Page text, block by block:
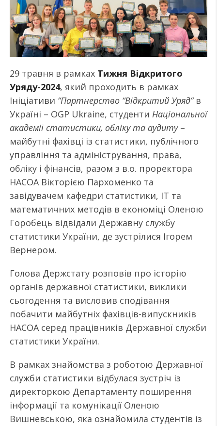
29 травня в рамках Тижня Відкритого
Уряду-2024, який проходить в рамках
Ініціативи “Партнерство “Відкритий Уряд”в
Україні – OGP Ukraine, студенти Національної
академії статистики, обліку та аудиту–
майбутні фахівці із статистики, публічного
управління та адміністрування, права,
обліку і фінансів, разом з в.о. проректора
НАСОА Вікторією Пархоменко та
завідувачем кафедри статистики, ІТ та
математичних методів в економіці Оленою
Горобець відвідали Державну службу
статистики України, де зустрілися Ігорем
Вернером.
Голова Держстату розповів про історію
органів державної статистики, виклики
сьогодення та висловив сподівання
побачити майбутніх фахівців-випускників
НАСОА серед працівників Державної служби
статистики України.
В рамках знайомства з роботою Державної
служби статистики відбулася зустріч із
директоркою Департаменту поширення
інформації та комунікації Оленою
Вишневською, яка ознайомила студентів із